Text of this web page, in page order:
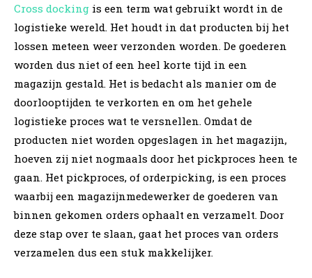
Cross docking is een term wat gebruikt wordt in de
logistieke wereld. Het houdt in dat producten bij het
lossen meteen weer verzonden worden. De goederen
worden dus niet of een heel korte tijd in een
magazijn gestald. Het is bedacht als manier om de
doorlooptijden te verkorten en om het gehele
logistieke proces wat te versnellen. Omdat de
producten niet worden opgeslagen in het magazijn,
hoeven zij niet nogmaals door het pickproces heen te
gaan. Het pickproces, of orderpicking, is een proces
waarbij een magazijnmedewerker de goederen van
binnen gekomen orders ophaalt en verzamelt. Door
deze stap over te slaan, gaat het proces van orders
verzamelen dus een stuk makkelijker.